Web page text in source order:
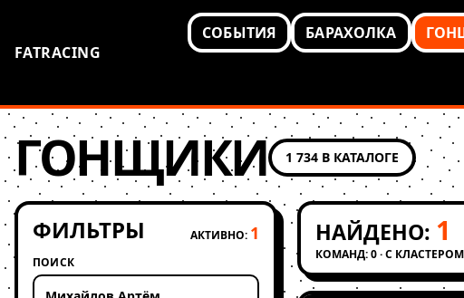
FATRACING
СОБЫТИЯ БАРАХОЛКА
ГОНЩИКИ 1 734 В КАТАЛОГЕ
ФИЛЬТРЫ АКТИВНО: 1
ПОИСК
НАЙДЕНО: 1
КОМАНД: 0 · С КЛАСТЕРОМ